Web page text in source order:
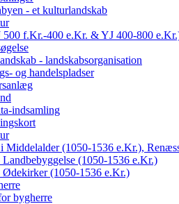
- et kulturlandskab
500 f.Kr.-400 e.Kr. & YJ 400-800
- landskabsorganisation
og handelspladser
indsamling
(1050-1536 e.Kr.),
(1050-1536 e.Kr.)
Ødekirker (1050-1536 e.Kr.)
bygherre